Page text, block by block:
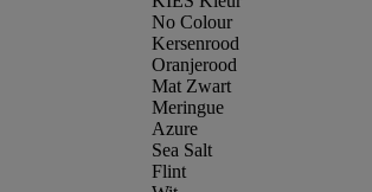
No Colour
Kersenrood
Oranjerood
Mat Zwart
Meringue
Azure
Sea Salt
Flint